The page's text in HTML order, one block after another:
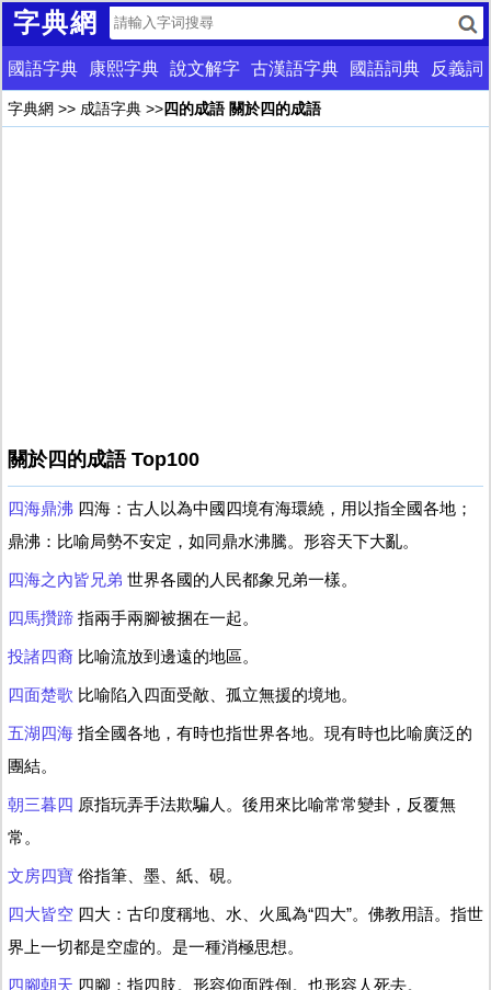
字典網
國語字典 康熙字典 說文解字 古漢語字典 國語詞典 反義詞
字典網 >> 成語字典 >>四的成語 關於四的成語
關於四的成語 Top100
四海鼎沸 四海：古人以為中國四境有海環繞，用以指全國各地；
鼎沸：比喻局勢不安定，如同鼎水沸騰。形容天下大亂。
四海之內皆兄弟 世界各國的人民都象兄弟一樣。
四馬攢蹄 指兩手兩腳被捆在一起。
投諸四裔 比喻流放到邊遠的地區。
四面楚歌 比喻陷入四面受敵、孤立無援的境地。
五湖四海 指全國各地，有時也指世界各地。現有時也比喻廣泛的
團結。
朝三暮四 原指玩弄手法欺騙人。後用來比喻常常變卦，反覆無
常。
文房四寶 俗指筆、墨、紙、硯。
四大皆空 四大：古印度稱地、水、火風為“四大”。佛教用語。指世
界上一切都是空虛的。是一種消極思想。
四腳朝天 四腳：指四肢。形容仰面跌倒。也形容人死去。